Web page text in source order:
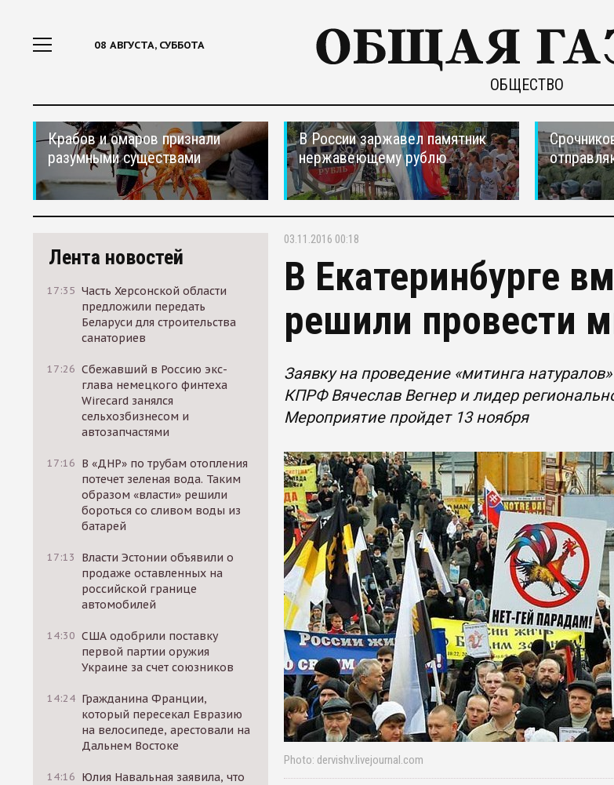
08 АВГУСТА, СУББОТА
ОБЩЕСТВО
Крабов и омаров признали
разумными существами
В России заржавел памятник
нержавеющему рублю
Лента новостей
17:35 Часть Херсонской области
предложили передать
Беларуси для строительства
санаториев
17:26 Сбежавший в Россию экс-
глава немецкого финтеха
Wirecard занялся
сельхозбизнесом и
автозапчастями
17:16 В «ДНР» по трубам отопления
потечет зеленая вода. Таким
образом «власти» решили
бороться со сливом воды из
батарей
17:13
Власти Эстонии объявили о
продаже оставленных на
российской границе
автомобилей
14:30 США одобрили поставку
первой партии оружия
Украине за счет союзников
14:24 Гражданина Франции,
который пересекал Евразию
на велосипеде, арестовали на
Дальнем Востоке
14:16 Юлия Навальная заявила, что
03.11.2016 00:18
В Екатеринбурге
решили провести
Заявку на проведение «митинга
КПРФ Вячеслав Вегнер и лидер
Мероприятие пройдет 13 ноября
Photo: dervishv.livejournal.com